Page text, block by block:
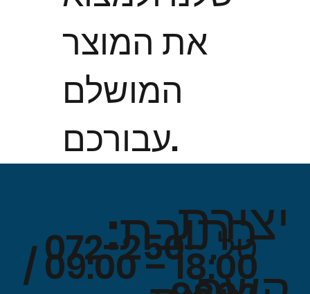
את המוצר
המושלם
עבורכם.
טל. 072-250-18:00 – 09:00 /
כתובת:
יצירת